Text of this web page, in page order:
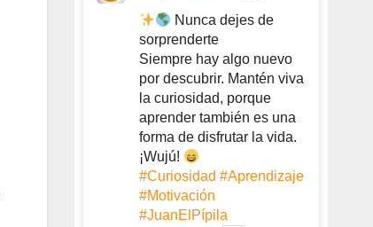
Nunca dejes de
sorprenderte
Siempre hay algo nuevo
por descubrir. Mantén viva
la curiosidad, porque
aprender también es una
forma de disfrutar la vida.
¡Wujú!
#Curiosidad #Aprendizaje
#Motivación
#JuanElPípila